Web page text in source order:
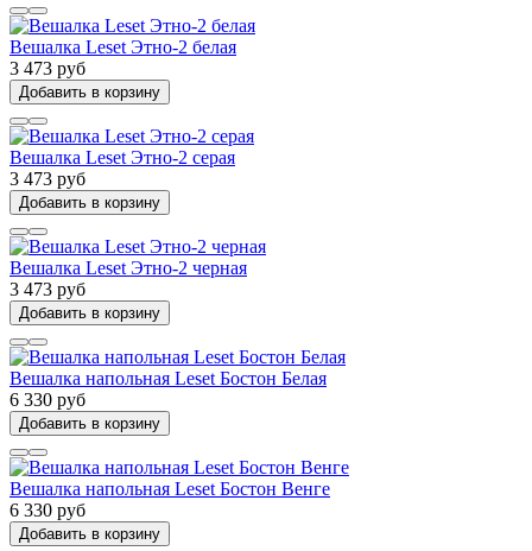
Вешалка Leset Этно-2 белая
3 473 руб
Добавить в корзину
Вешалка Leset Этно-2 серая
3 473 руб
Добавить в корзину
Вешалка Leset Этно-2 черная
3 473 руб
Добавить в корзину
Вешалка напольная Leset Бостон Белая
6 330 руб
Добавить в корзину
Вешалка напольная Leset Бостон Венге
6 330 руб
Добавить в корзину